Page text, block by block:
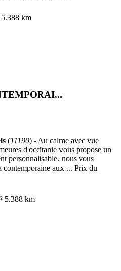
5.388 km
(11190) - Au calme avec vue
d'occitanie vous propose un
personnalisable. nous vous
contemporaine aux ... Prix du
5.388 km